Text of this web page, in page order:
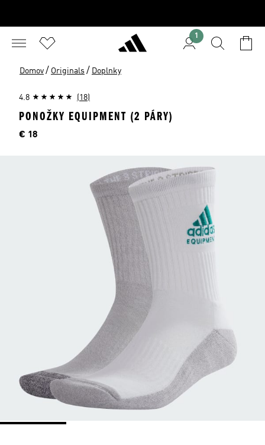
1
Domov / Originals / Doplnky
4.8 (18)
PONOŽKY EQUIPMENT (2 PÁRY)
Cena
€ 18